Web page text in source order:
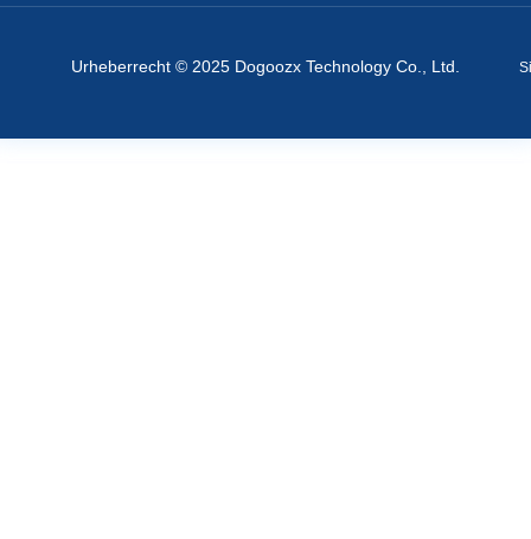
Urheberrecht © 2025 Dogoozx Technology Co., Ltd.